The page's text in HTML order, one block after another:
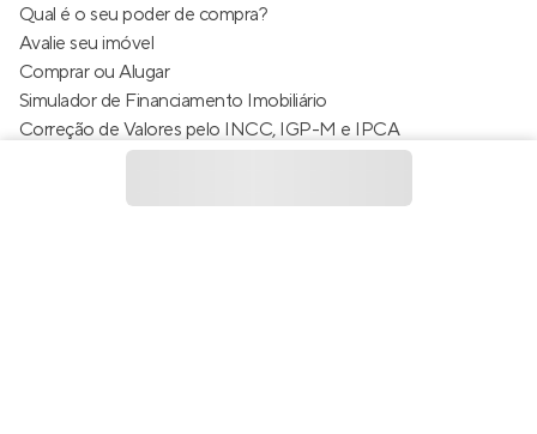
Qual é o seu poder de compra?
Avalie seu imóvel
Comprar ou Alugar
Simulador de Financiamento Imobiliário
Correção de Valores pelo INCC, IGP-M e IPCA
Estimativa de valor do condomínio